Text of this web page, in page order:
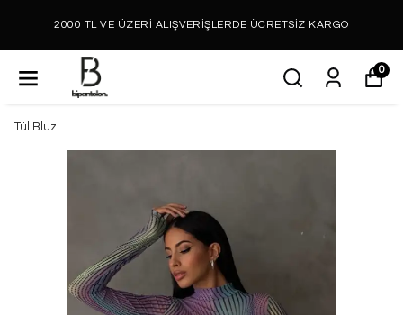
2000 TL VE ÜZERİ ALIŞVERİŞLERDE ÜCRETSİZ KARGO
0
Tül Bluz